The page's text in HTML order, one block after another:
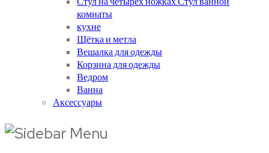
комнаты
кухне
Щётка и метла
Вешалка для одежды
Корзина для одежды
Ведром
Ванна
Аксессуары